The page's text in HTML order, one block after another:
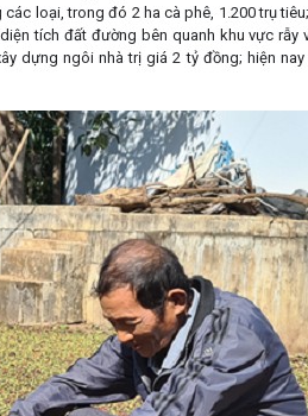
loại, trong đó 2 ha cà phê, 1.200 trụ
tích đất đường bên quanh khu vực rẫy
dựng ngôi nhà trị giá 2 tỷ đồng; hiện